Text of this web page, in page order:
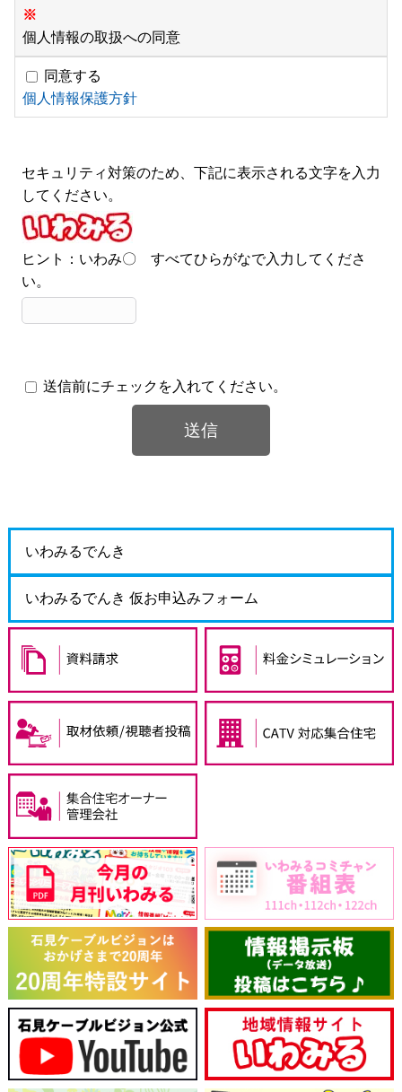
※
個人情報の取扱への同意
同意する
個人情報保護方針
セキュリティ対策のため、下記に表示される文字を入力
してください。
ヒント：いわみ〇 すべてひらがなで入力してくださ
い。
送信前にチェックを入れてください。
いわみるでんき
いわみるでんき 仮お申込みフォーム